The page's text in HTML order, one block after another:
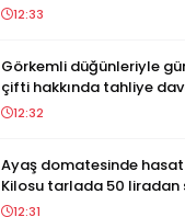
12:33
Görkemli düğünleriyle
çifti hakkında tahliye
12:32
Ayaş domatesinde hasat
Kilosu tarlada 50 liradan
12:31